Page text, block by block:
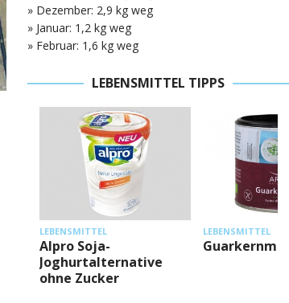
» Dezember: 2,9 kg weg
» Januar: 1,2 kg weg
» Februar: 1,6 kg weg
LEBENSMITTEL TIPPS
LEBENSMITTEL
Alpro Soja-
Joghurtalternative
ohne Zucker
LEBENSMITTEL
Guarkernmehl